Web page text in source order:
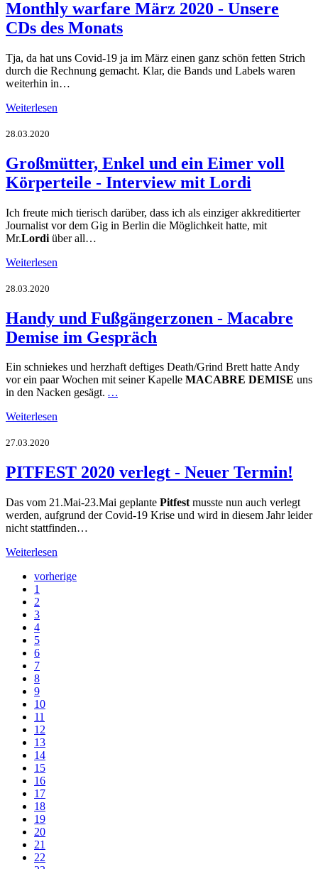
Monthly warfare März 2020 - Unsere
CDs des Monats
Tja, da hat uns Covid-19 ja im März einen ganz schön fetten Strich
durch die Rechnung gemacht. Klar, die Bands und Labels waren
weiterhin in…
Weiterlesen
28.03.2020
Großmütter, Enkel und ein Eimer voll
Körperteile - Interview mit Lordi
Ich freute mich tierisch darüber, dass ich als einziger akkreditierter
Journalist vor dem Gig in Berlin die Möglichkeit hatte, mit
Mr.Lordi über all…
Weiterlesen
28.03.2020
Handy und Fußgängerzonen - Macabre
Demise im Gespräch
Ein schniekes und herzhaft deftiges Death/Grind Brett hatte Andy
vor ein paar Wochen mit seiner Kapelle MACABRE DEMISE uns
in den Nacken gesägt. …
Weiterlesen
27.03.2020
PITFEST 2020 verlegt - Neuer Termin!
Das vom 21.Mai-23.Mai geplante Pitfest musste nun auch verlegt
werden, aufgrund der Covid-19 Krise und wird in diesem Jahr leider
nicht stattfinden…
Weiterlesen
vorherige
1
2
3
4
5
6
7
8
9
10
11
12
13
14
15
16
17
18
19
20
21
22